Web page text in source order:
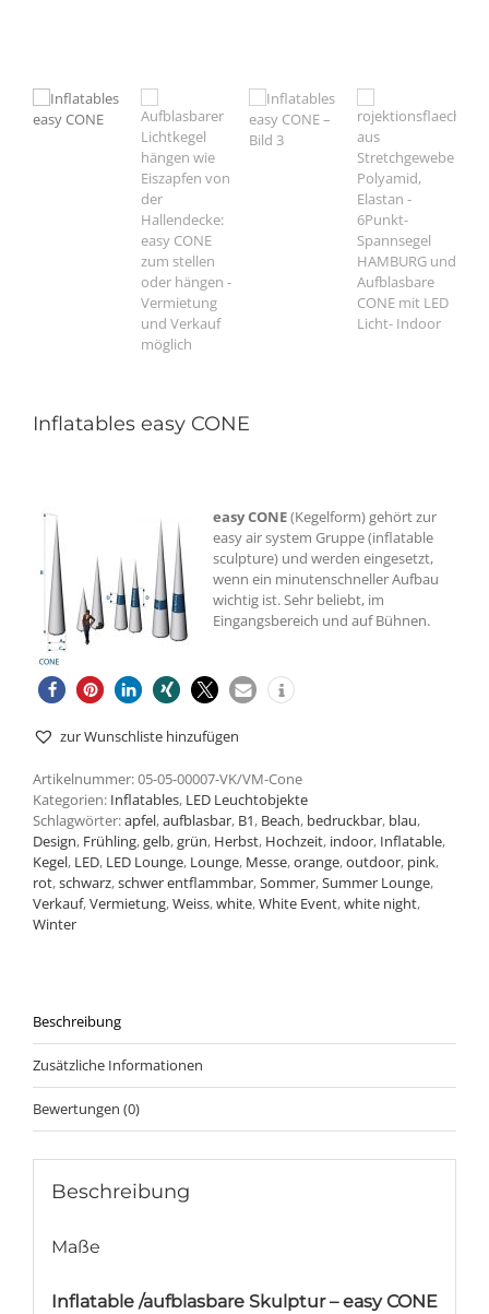
Inflatables easy CONE
easy CONE(Kegelform) gehört zur
easy air system Gruppe (inflatable
sculpture) und werden eingesetzt,
wenn ein minutenschneller Aufbau
wichtig ist. Sehr beliebt, im
Eingangsbereich und auf Bühnen.
zur Wunschliste hinzufügen
Artikelnummer:05-05-00007-VK/VM-Cone
Kategorien: Inflatables, LED Leuchtobjekte
Schlagwörter:apfel,aufblasbar, B1, Beach, bedruckbar, blau,
Design, Frühling,gelb,grün, Herbst, Hochzeit, indoor, Inflatable,
Kegel, LED, LED Lounge, Lounge, Messe,orange,outdoor, pink,
rot,schwarz,schwer entflammbar,Sommer,Summer Lounge,
Verkauf,Vermietung,Weiss,white,White Event,white night,
Winter
Beschreibung
Zusätzliche Informationen
Bewertungen (0)
Beschreibung
Maße
Inflatable /aufblasbare Skulptur – easy CONE